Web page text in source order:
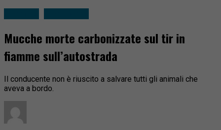
Mucche morte carbonizzate sul tir in
fiamme sull’autostrada
Il conducente non è riuscito a salvare tutti gli animali che
aveva a bordo.